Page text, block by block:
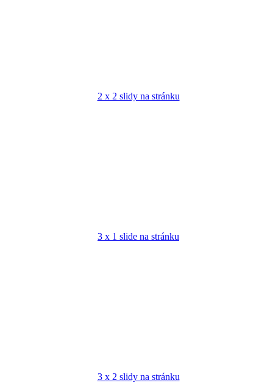
2 x 2 slidy na stránku
3 x 1 slide na stránku
3 x 2 slidy na stránku